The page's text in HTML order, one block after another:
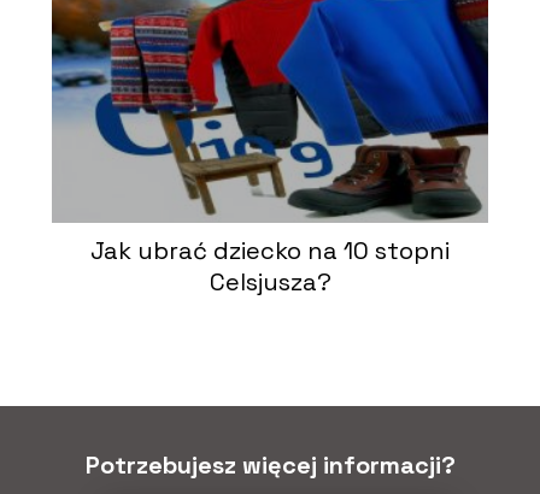
Jak ubrać dziecko na 10 stopni
Celsjusza?
Potrzebujesz więcej informacji?